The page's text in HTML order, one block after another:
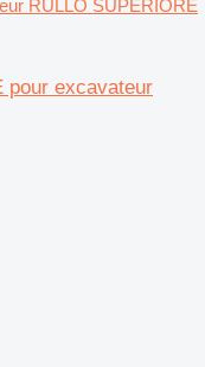
RULLO SUPERIORE
pour excavateur